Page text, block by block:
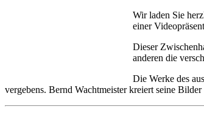
Wir laden Sie
einer
Dieser
anderen die
Die Werke des
vergebens. Bernd Wachtmeister kreiert seine